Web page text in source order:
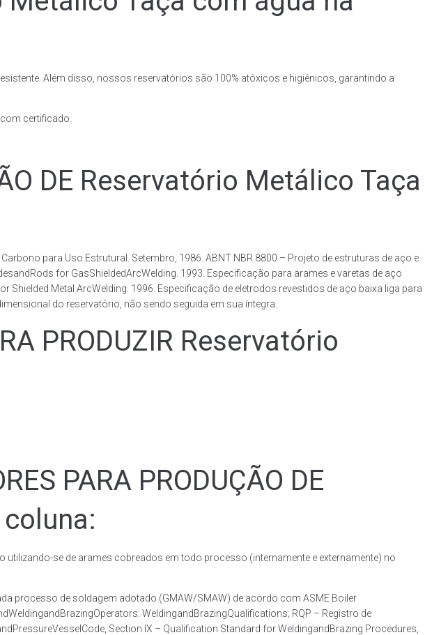
Além disso, nossos reservatórios são 100% atóxicos e higiênicos, garantindo a
certificado.
DE Reservatório Metálico Taça
para Uso Estrutural. Setembro, 1986. ABNT NBR 8800 – Projeto de estruturas de aço e
for GasShieldedArcWelding. 1993. Especificação para arames e varetas de aço
Metal ArcWelding. 1996. Especificação de eletrodos revestidos de aço baixa liga para
do reservatório, não sendo seguida em sua íntegra.
PRODUZIR Reservatório
PARA PRODUÇÃO DE
se de arames cobreados em todo processo (internamente e externamente) no
processo de soldagem adotado (GMAW/SMAW) de acordo com ASME Boiler
WeldingandBrazingQualifications; RQP – Registro de
Section IX – Qualification Standard for WeldingandBrazing Procedures,